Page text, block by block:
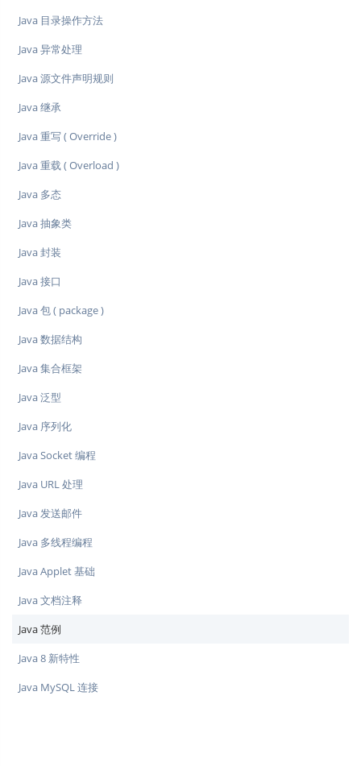
Java 目录操作方法
Java 异常处理
Java 源文件声明规则
Java 继承
Java 重写 ( Override )
Java 重载 ( Overload )
Java 多态
Java 抽象类
Java 封装
Java 接口
Java 包 ( package )
Java 数据结构
Java 集合框架
Java 泛型
Java 序列化
Java Socket 编程
Java URL 处理
Java 发送邮件
Java 多线程编程
Java Applet 基础
Java 文档注释
Java 范例
Java 8 新特性
Java MySQL 连接